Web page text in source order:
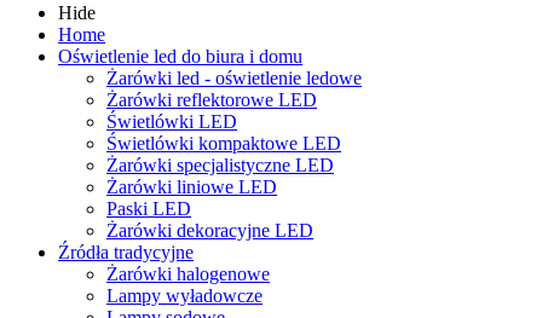
Hide
Home
Oświetlenie led do biura i domu
Żarówki led - oświetlenie ledowe
Żarówki reflektorowe LED
Świetlówki LED
Świetlówki kompaktowe LED
Żarówki specjalistyczne LED
Żarówki liniowe LED
Paski LED
Żarówki dekoracyjne LED
Źródła tradycyjne
Żarówki halogenowe
Lampy wyładowcze